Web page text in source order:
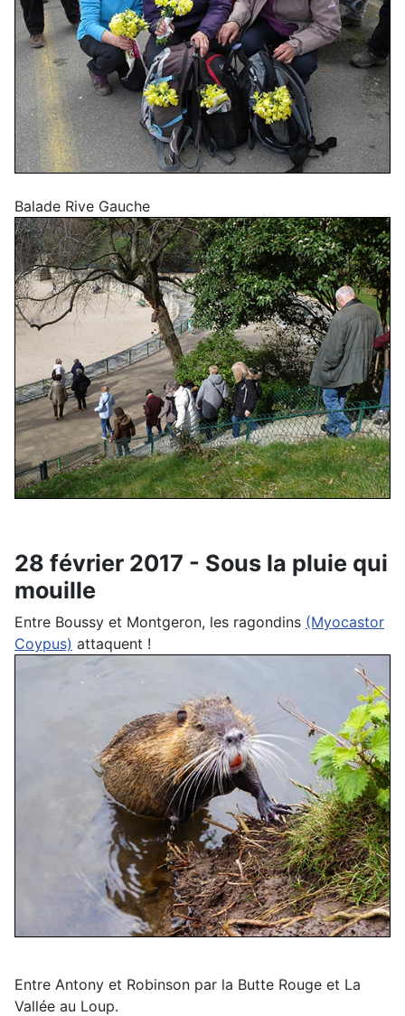
Balade Rive Gauche
28 février 2017 - Sous la pluie qui
mouille
Entre Boussy et Montgeron, les ragondins (Myocastor
Coypus) attaquent !
Entre Antony et Robinson par la Butte Rouge et La
Vallée au Loup.